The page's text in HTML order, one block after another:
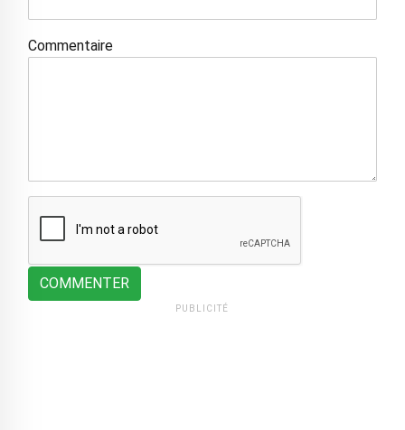
Commentaire
COMMENTER
PUBLICITÉ